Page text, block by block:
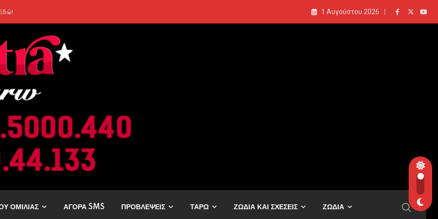
Οι Επόμενες Μέρες Κρύβουν ΣΟΚ για αυτά τα Ζώδια» 1 Αυγούστου 2026
ΟΜΙΛΙΑΣ ΑΓΟΡΑ SMS ΠΡΟΒΛΕΨΕΙΣ ΤΑΡΩ ΖΩΔΙΑ ΚΑΙ ΣΧΕΣΕΙΣ ΖΩΔΙΑ